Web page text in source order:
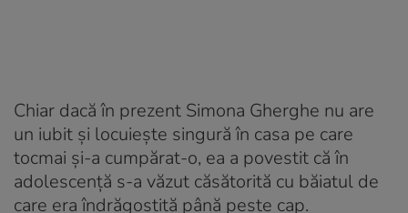
Chiar dacă în prezent Simona Gherghe nu are
un iubit și locuiește singură în casa pe care
tocmai și-a cumpărat-o, ea a povestit că în
adolescență s-a văzut căsătorită cu băiatul de
care era îndrăgostită până peste cap.